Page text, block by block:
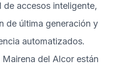
accesos inteligente,
de última generación y
automatizados.
del Alcor están